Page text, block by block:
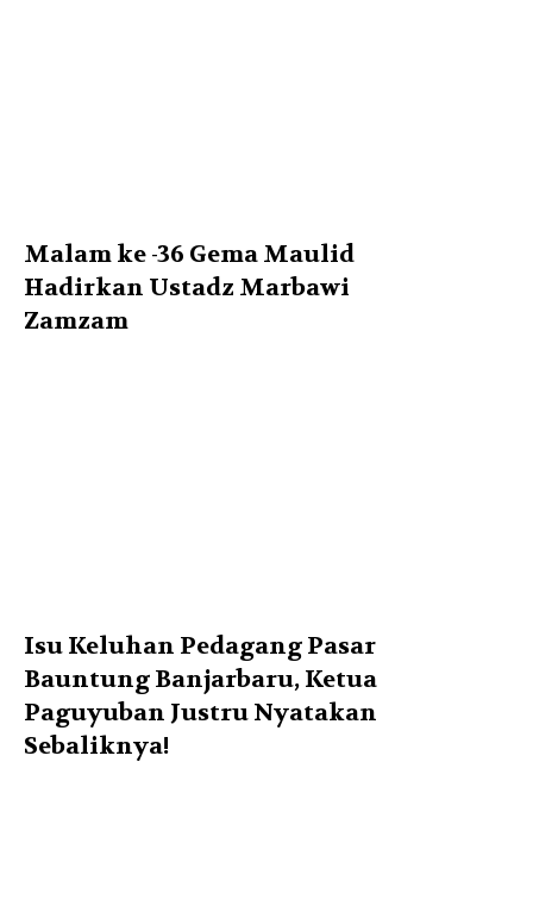
Malam ke -36 Gema Maulid
Hadirkan Ustadz Marbawi
Zamzam
Isu Keluhan Pedagang Pasar
Bauntung Banjarbaru, Ketua
Paguyuban Justru Nyatakan
Sebaliknya!